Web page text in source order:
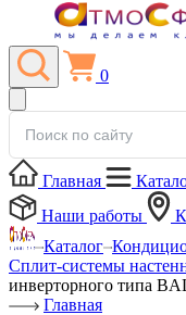
0
Главная
Наши работы
Каталог
Сплит-системы
инверторного типа
Главная